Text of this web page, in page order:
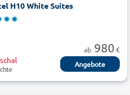
H10 White Suites
ab 980 €
Angebote